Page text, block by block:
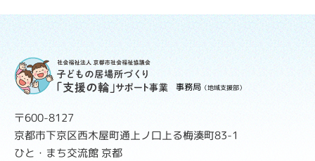
事務局 （地域支援部）
〒600-8127
京都市下京区西木屋町通上ノ口上る梅湊町83-1
ひと・まち交流館 京都